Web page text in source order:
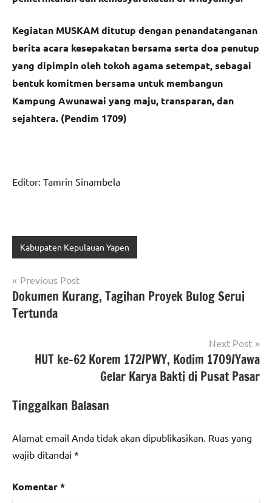
Kegiatan MUSKAM ditutup dengan penandatanganan
berita acara kesepakatan bersama serta doa penutup
yang dipimpin oleh tokoh agama setempat, sebagai
bentuk komitmen bersama untuk membangun
Kampung Awunawai yang maju, transparan, dan
sejahtera. (Pendim 1709)
Editor: Tamrin Sinambela
Kabupaten Kepulauan Yapen
Navigasi
pos
Previous Post
Dokumen Kurang, Tagihan Proyek Bulog Serui
Tertunda
Next Post
HUT ke-62 Korem 172/PWY, Kodim 1709/Yawa
Gelar Karya Bakti di Pusat Pasar
Tinggalkan Balasan
Alamat email Anda tidak akan dipublikasikan. Ruas yang
wajib ditandai *
Komentar*